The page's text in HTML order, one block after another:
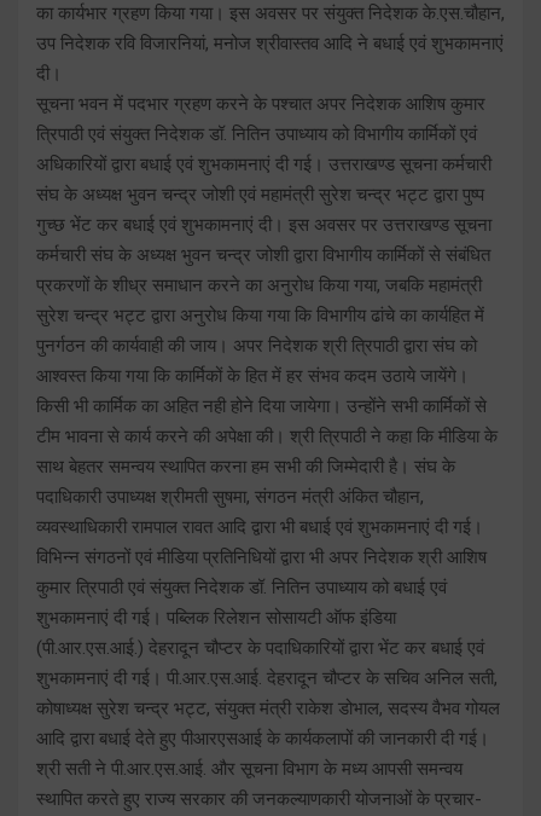
का कार्यभार ग्रहण किया गया। इस अवसर पर संयुक्त निदेशक के.एस.चौहान,
उप निदेशक रवि विजारनियां, मनोज श्रीवास्तव आदि ने बधाई एवं शुभकामनाएं
दी।
सूचना भवन में पदभार ग्रहण करने के पश्चात अपर निदेशक आशिष कुमार
त्रिपाठी एवं संयुक्त निदेशक डॉ. नितिन उपाध्याय को विभागीय कार्मिकों एवं
अधिकारियों द्वारा बधाई एवं शुभकामनाएं दी गई। उत्तराखण्ड सूचना कर्मचारी
संघ के अध्यक्ष भुवन चन्द्र जोशी एवं महामंत्री सुरेश चन्द्र भट्ट द्वारा पुष्प
गुच्छ भेंट कर बधाई एवं शुभकामनाएं दी। इस अवसर पर उत्तराखण्ड सूचना
कर्मचारी संघ के अध्यक्ष भुवन चन्द्र जोशी द्वारा विभागीय कार्मिकों से संबंधित
प्रकरणों के शीध्र समाधान करने का अनुरोध किया गया, जबकि महामंत्री
सुरेश चन्द्र भट्ट द्वारा अनुरोध किया गया कि विभागीय ढांचे का कार्यहित में
पुनर्गठन की कार्यवाही की जाय। अपर निदेशक श्री त्रिपाठी द्वारा संघ को
आश्वस्त किया गया कि कार्मिकों के हित में हर संभव कदम उठाये जायेंगे।
किसी भी कार्मिक का अहित नही होने दिया जायेगा। उन्होंने सभी कार्मिकों से
टीम भावना से कार्य करने की अपेक्षा की। श्री त्रिपाठी ने कहा कि मीडिया के
साथ बेहतर समन्वय स्थापित करना हम सभी की जिम्मेदारी है। संघ के
पदाधिकारी उपाध्यक्ष श्रीमती सुषमा, संगठन मंत्री अंकित चौहान,
व्यवस्थाधिकारी रामपाल रावत आदि द्वारा भी बधाई एवं शुभकामनाएं दी गई।
विभिन्न संगठनों एवं मीडिया प्रतिनिधियों द्वारा भी अपर निदेशक श्री आशिष
कुमार त्रिपाठी एवं संयुक्त निदेशक डॉ. नितिन उपाध्याय को बधाई एवं
शुभकामनाएं दी गई। पब्लिक रिलेशन सोसायटी ऑफ इंडिया
(पी.आर.एस.आई.) देहरादून चौप्टर के पदाधिकारियों द्वारा भेंट कर बधाई एवं
शुभकामनाएं दी गई। पी.आर.एस.आई. देहरादून चौप्टर के सचिव अनिल सती,
कोषाध्यक्ष सुरेश चन्द्र भट्ट, संयुक्त मंत्री राकेश डोभाल, सदस्य वैभव गोयल
आदि द्वारा बधाई देते हुए पीआरएसआई के कार्यकलापों की जानकारी दी गई।
श्री सती ने पी.आर.एस.आई. और सूचना विभाग के मध्य आपसी समन्वय
स्थापित करते हुए राज्य सरकार की जनकल्याणकारी योजनाओं के प्रचार-